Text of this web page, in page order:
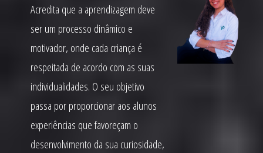
Acredita que a aprendizagem deve
ser um processo dinâmico e
motivador, onde cada criança é
respeitada de acordo com as suas
individualidades. O seu objetivo
passa por proporcionar aos alunos
experiências que favoreçam o
desenvolvimento da sua curiosidade,